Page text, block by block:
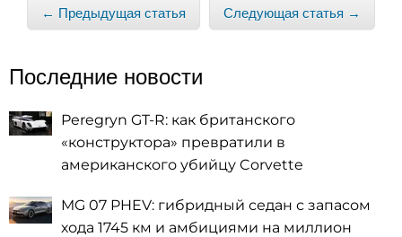
← Предыдущая статья Следующая статья →
Последние новости
Peregryn GT-R: как британского
«конструктора» превратили в
американского убийцу Corvette
MG 07 PHEV: гибридный седан с запасом
хода 1745 км и амбициями на миллион